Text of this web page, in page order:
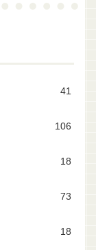
41
106
18
73
18